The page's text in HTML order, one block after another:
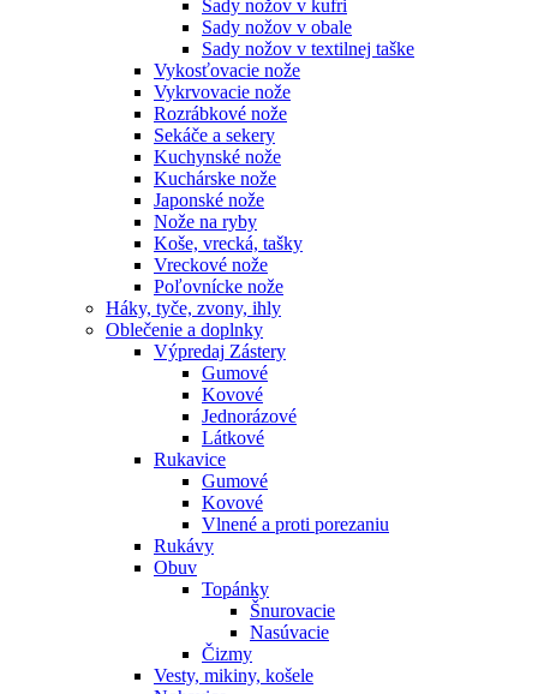
Sady nožov v kufri
Sady nožov v obale
Sady nožov v textilnej taške
Vykosťovacie nože
Vykrvovacie nože
Rozrábkové nože
Sekáče a sekery
Kuchynské nože
Kuchárske nože
Japonské nože
Nože na ryby
Koše, vrecká, tašky
Vreckové nože
Poľovnícke nože
Háky, tyče, zvony, ihly
Oblečenie a doplnky
Výpredaj Zástery
Gumové
Kovové
Jednorázové
Látkové
Rukavice
Gumové
Kovové
Vlnené a proti porezaniu
Rukávy
Obuv
Topánky
Šnurovacie
Nasúvacie
Čizmy
Vesty, mikiny, košele